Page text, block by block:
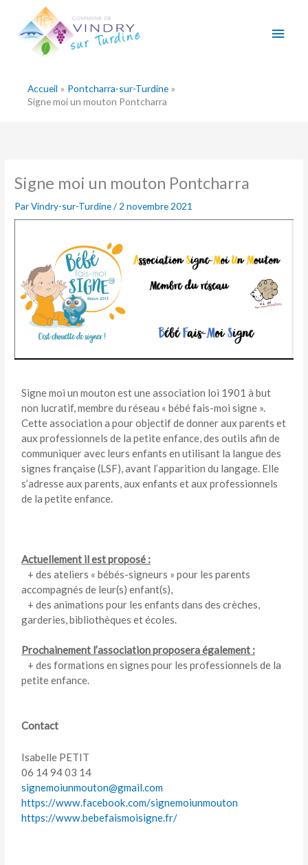
contenu
Accueil
Pontcharra-sur-Turdine
Signe moi un mouton Pontcharra
Signe moi un mouton Pontcharra
ParVindry-sur-Turdine/ 2 novembre 2021
Signe moi un mouton est une association loi 1901 à but
non lucratif, membre du réseau « bébé fais-moi signe ».
Cette association a pour objectif de donner aux parents et
aux professionnels de la petite enfance, des outils afin de
communiquer avec leurs enfants en utilisant la langue des
signes française (LSF), avant l’apparition du langage. Elle
s’adresse aux parents, aux enfants et aux professionnels
de la petite enfance.
Actuellement il est proposé :
+ des ateliers « bébés-signeurs » pour les parents
accompagnés de leur(s) enfant(s),
+ des animations pour les enfants dans des crèches,
garderies, bibliothèques et écoles.
Prochainement l’association proposera également :
+ des formations en signes pour les professionnels de la
petite enfance.
Contact
Isabelle PETIT
06 14 94 03 14
signemoiunmouton@gmail.com
https://www.facebook.com/signemoiunmouton
https://www.bebefaismoisigne.fr/